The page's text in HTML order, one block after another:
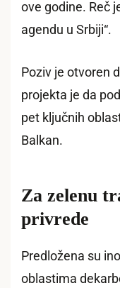
ove godine. Reč
agendu u Srbiji“.
Poziv je otvoren
projekta je da
pet ključnih
Balkan.
Za zelenu
privrede
Predložena su
oblastima